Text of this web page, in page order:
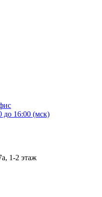
до 16:00 (мск)
​1-2 этаж